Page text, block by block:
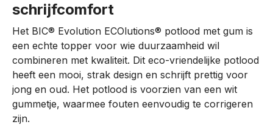
schrijfcomfort
Het BIC® Evolution ECOlutions® potlood met gum is
een echte topper voor wie duurzaamheid wil
combineren met kwaliteit. Dit eco-vriendelijke potlood
heeft een mooi, strak design en schrijft prettig voor
jong en oud. Het potlood is voorzien van een wit
gummetje, waarmee fouten eenvoudig te corrigeren
zijn.